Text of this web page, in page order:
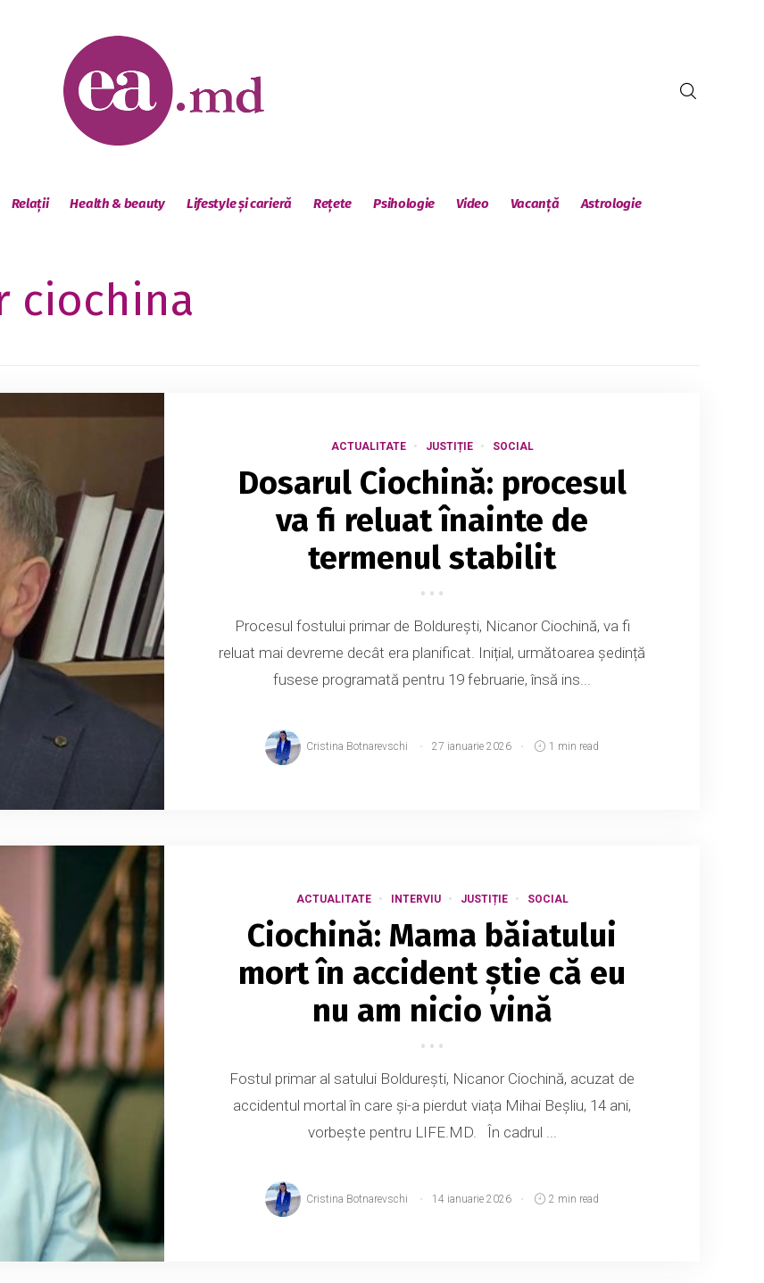
Relații Health & beauty Lifestyle și carieră Rețete Psihologie Video Vacanță Astrologie
ciochina
ACTUALITATE JUSTIȚIE SOCIAL
Dosarul Ciochină: procesul
va fi reluat înainte de
termenul stabilit
Procesul fostului primar de Boldurești, Nicanor Ciochină, va fi
reluat mai devreme decât era planificat. Inițial, următoarea ședință
fusese programată pentru 19 februarie, însă ins...
Cristina Botnarevschi 27 ianuarie 2026 1 min read
ACTUALITATE INTERVIU JUSTIȚIE SOCIAL
Ciochină: Mama băiatului
mort în accident știe că eu
nu am nicio vină
Fostul primar al satului Boldurești, Nicanor Ciochină, acuzat de
accidentul mortal în care și-a pierdut viața Mihai Beșliu, 14 ani,
vorbește pentru LIFE.MD. În cadrul ...
Cristina Botnarevschi 14 ianuarie 2026 2 min read